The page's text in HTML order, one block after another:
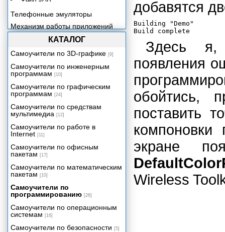
добавятся
Building "Demo"
Здесь я,
появления
обойтись,
поставить
экране
Wireless
Телефонные эмуляторы
Механизм работы приложений
Java 2 ME
интерфейса
Программирование графики
Техника создания игр
Мобильная мультимедиа-
библиотека
Приложение 1. Основы языка
Java.
Приложение 2. Справочник по
Java 2 Micro Edition.
КАТАЛОГ
Самоучители по 3D-графике [9]
Самоучители по инженерным
программам [10]
Самоучители по графическим
программам [24]
Самоучители по средствам
мультимедиа [12]
Самоучители по работе в
Internet [11]
Самоучители по офисным
пакетам [17]
Самоучители по математическим
пакетам [10]
Самоучители по
программированию [26]
Самоучители по операционным
системам [16]
Самоучители по безопасности [5]